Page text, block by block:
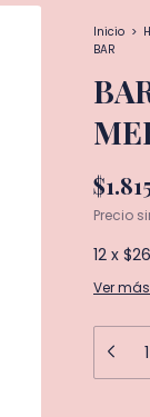
Inicio >
BAR
Precio
12 x
Ver